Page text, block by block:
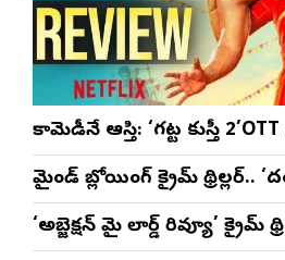
కామెడీనే ఆస్తి: ‘గట్ట కుస్తీ
మైండ్ బ్లోయింగ్ క్రైమ్ థ్రిల్లర్..
‘అబ్జెక్ష‌న్ మై లార్డ్ రివ్యూ’ క్రైమ్